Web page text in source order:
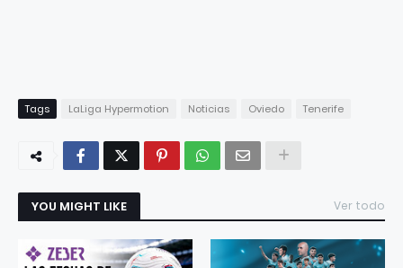
Tags LaLiga Hypermotion Noticias Oviedo Tenerife
YOU MIGHT LIKE Ver todo